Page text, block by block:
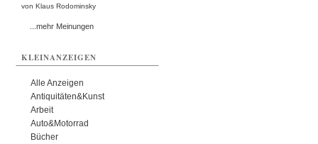
von Klaus Rodominsky
...mehr Meinungen
KLEINANZEIGEN
Alle Anzeigen
Antiquitäten&Kunst
Arbeit
Auto&Motorrad
Bücher